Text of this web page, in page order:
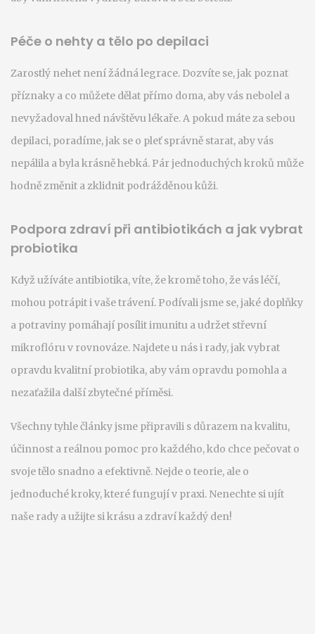
Péče o nehty a tělo po depilaci
Zarostlý nehet není žádná legrace. Dozvíte se, jak poznat
příznaky a co můžete dělat přímo doma, aby vás nebolel a
nevyžadoval hned návštěvu lékaře. A pokud máte za sebou
depilaci, poradíme, jak se o pleť správně starat, aby vás
nepálila a byla krásně hebká. Pár jednoduchých kroků může
hodně změnit a zklidnit podrážděnou kůži.
Podpora zdraví při antibiotikách a jak vybrat
probiotika
Když užíváte antibiotika, víte, že kromě toho, že vás léčí,
mohou potrápit i vaše trávení. Podívali jsme se, jaké doplňky
a potraviny pomáhají posílit imunitu a udržet střevní
mikroflóru v rovnováze. Najdete u nás i rady, jak vybrat
opravdu kvalitní probiotika, aby vám opravdu pomohla a
nezaťažila další zbytečné příměsi.
Všechny tyhle články jsme připravili s důrazem na kvalitu,
účinnost a reálnou pomoc pro každého, kdo chce pečovat o
svoje tělo snadno a efektivně. Nejde o teorie, ale o
jednoduché kroky, které fungují v praxi. Nenechte si ujít
naše rady a užijte si krásu a zdraví každý den!